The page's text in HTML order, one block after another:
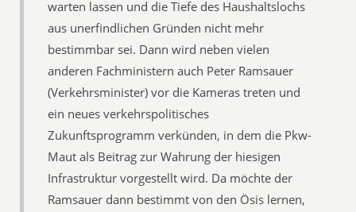
warten lassen und die Tiefe des Haushaltslochs
aus unerfindlichen Gründen nicht mehr
bestimmbar sei. Dann wird neben vielen
anderen Fachministern auch Peter Ramsauer
(Verkehrsminister) vor die Kameras treten und
ein neues verkehrspolitisches
Zukunftsprogramm verkünden, in dem die Pkw-
Maut als Beitrag zur Wahrung der hiesigen
Infrastruktur vorgestellt wird. Da möchte der
Ramsauer dann bestimmt von den Ösis lernen,